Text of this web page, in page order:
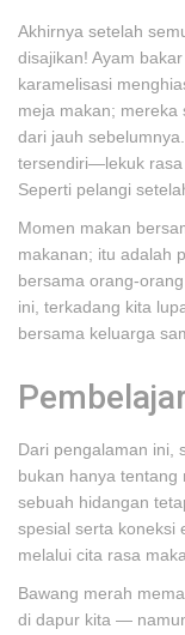
Akhirnya setelah
disajikan! Ayam
karamelisasi
meja makan; mereka
dari jauh
tersendiri—lekuk rasa
Seperti pelangi
Momen makan
makanan; itu adalah
bersama orang-
ini, terkadang kita
bersama keluarga
Dari pengalaman ini,
bukan hanya tentang
sebuah hidangan
spesial serta koneksi
melalui cita rasa
Bawang merah
di dapur kita —